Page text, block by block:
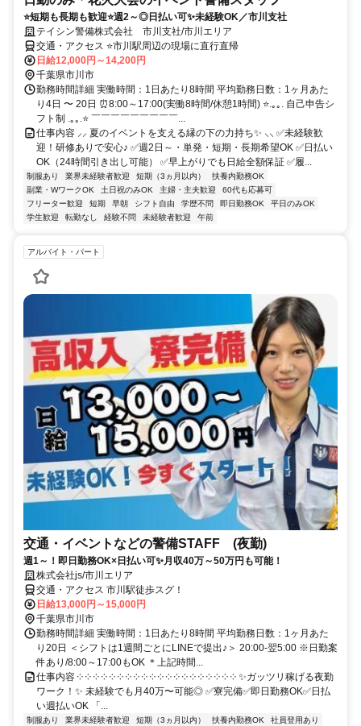
⭐短期も長期も歓迎⭐週2～◎日払い可✨未経験OK／市川支社
テイシン警備株式会社 市川支社/市川エリア
交通・アクセス ⭐市川駅周辺の現場に直行直帰
日給12,000円～14,200円
千葉県市川市
勤務時間詳細 実働時間：1日あたり8時間 平均勤務日数：1ヶ月あた
り4日 〜 20日 ⏰8:00～17:00(実働8時間/休憩1時間) ⭐.｡｡. 自己申告シ
フト制 .｡｡.⭐ ￣￣￣￣￣￣￣￣￣...
仕事内容 ⸝⸝ 夏のイベントを支える縁の下の力持ち✨ ⸜⸜ ✅未経験歓
迎！研修ありで安心♪ ✅週2日～・単発・短期・長期希望OK ✅日払い
OK（24時間引き出し可能） ✅早上がりでも日給全額保証 ✅履...
制服あり 業界未経験者歓迎 短期（3ヵ月以内）
扶養内勤務OK
副業・WワークOK
土日祝のみOK 主婦・主夫歓迎
60代も応募可
フリーター歓迎
短期 早朝 シフト自由 学歴不問 即日勤務OK
平日のみOK
学生歓迎
転勤なし 経験不問 未経験者歓迎 午前
アルバイト・パート
交通・イベントなどの警備STAFF (夜勤)
週1～！即日勤務OK×日払い可✨月収40万～50万円も可能！
株式会社js/市川エリア
交通・アクセス 市川駅徒歩スグ！
日給13,000円～15,000円
千葉県市川市
勤務時間詳細 実働時間：1日あたり8時間 平均勤務日数：1ヶ月あた
り20日 ＜シフトは1週間ごとにLINEで提出♪＞ 20:00-翌5:00 ※日勤案
件あり/8:00～17:00もOK ＊上記時間...
仕事内容 ༶ ༶ ༶ ༶ ༶ ༶ ༶ ༶ ༶ ༶ ༶ ༶ ༶ ༶ ༶ ༶ ༶ ༶ ༶ ༶ ✨ガッツリ稼げる夜勤
ワーク！✨ 未経験でも月40万〜可能◎ ✅寮完備✅即日勤務OK✅日払
い週払いOK 「...
制服あり 業界未経験者歓迎 短期（3ヵ月以内） 扶養内勤務OK
社員登用あり